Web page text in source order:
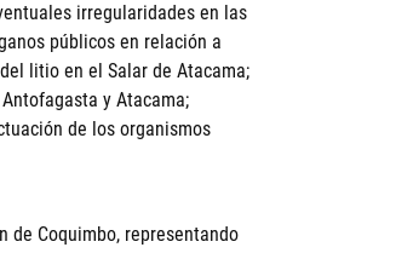
irregularidades en las
públicos en relación a
litio en el Salar de Atacama;
y Atacama;
de los organismos
de Coquimbo, representando